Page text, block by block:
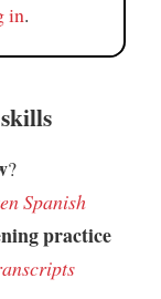
in.
?
Spanish
practice